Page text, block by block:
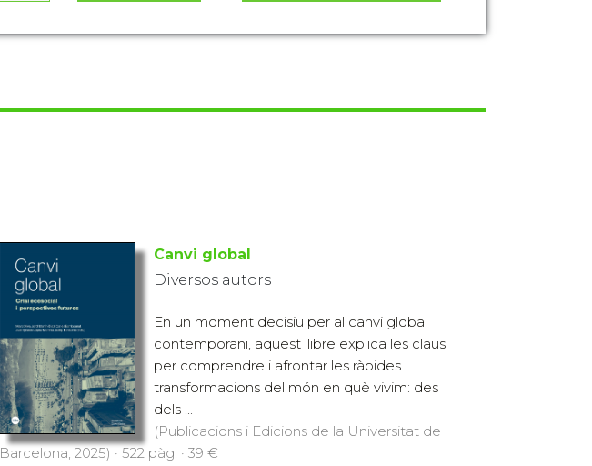
Canvi global
Diversos autors
En un moment decisiu per al canvi global
contemporani, aquest llibre explica les claus
per comprendre i afrontar les ràpides
transformacions del món en què vivim: des
dels ...
(Publicacions i Edicions de la Universitat de
Barcelona, 2025) · 522 pàg. · 39 €